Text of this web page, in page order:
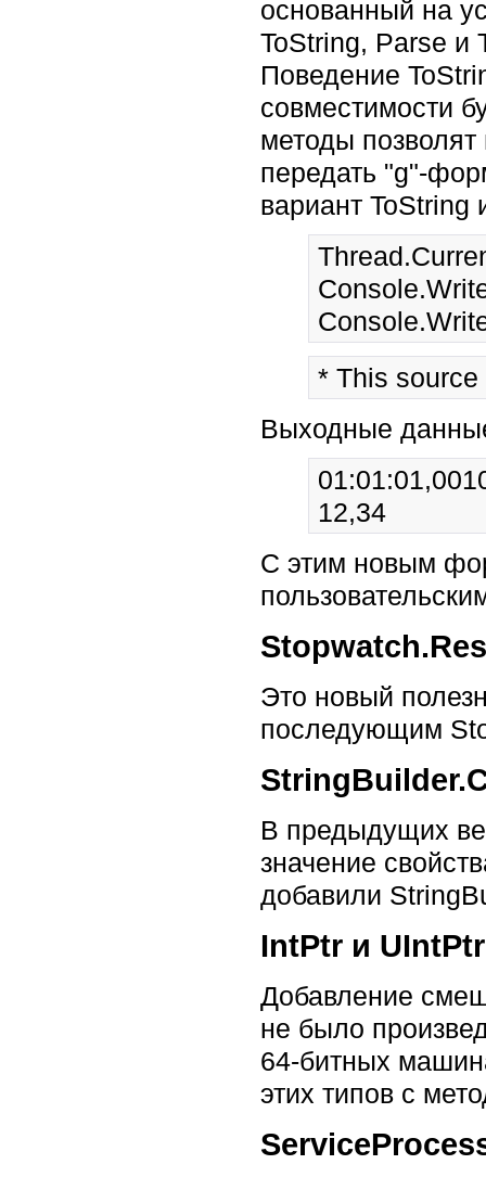
основанный на
ToString, Parse и
Поведение
совместимости
методы
передать "g"-
вариант ToString
* This
Выходные
12,34
С этим новым
Это новый
последующим
В предыдущих
значение
добавили
IntPtr и
Добавление
не было
64-битных
этих типов с